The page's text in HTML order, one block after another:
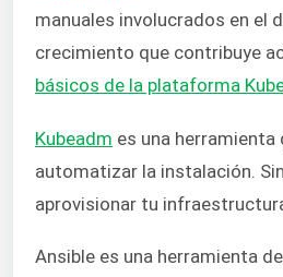
manuales involucrados en el
crecimiento que contribuye
básicos de la plataforma
Kubeadm es una herramienta
automatizar la instalación.
aprovisionar tu
Ansible es una herramienta